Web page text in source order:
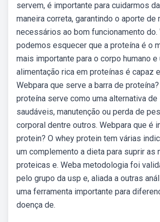
servem, é importante para cuidarmos
maneira correta, garantindo o aporte de
necessários ao bom funcionamento do.
podemos esquecer que a proteína é o
mais importante para o corpo humano e
alimentação rica em proteínas é capaz
Webpara que serve a barra de
proteína serve como uma alternativa de
saudáveis, manutenção ou perda de
corporal dentre outros. Webpara que é
protein? O whey protein tem várias
um complemento a dieta para suprir as
proteicas e. Weba metodologia foi
pelo grupo da usp e, aliada a outras
uma ferramenta importante para
doença de.